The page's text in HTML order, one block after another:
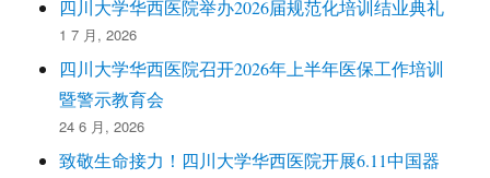
四川大学华西医院举办2026届规范化培训结业典礼
1 7 月, 2026
四川大学华西医院召开2026年上半年医保工作培训
暨警示教育会
24 6 月, 2026
致敬生命接力！四川大学华西医院开展6.11中国器